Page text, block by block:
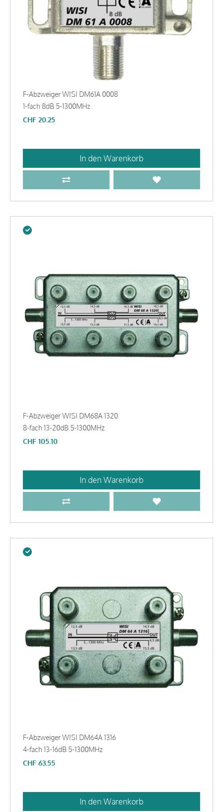
F-Abzweiger WISI DM61A 0008
1-fach 8dB 5-1300MHz
CHF 20.25
In den Warenkorb
F-Abzweiger WISI DM68A 1320
8-fach 13-20dB 5-1300MHz
CHF 105.10
In den Warenkorb
F-Abzweiger WISI DM64A 1316
4-fach 13-16dB 5-1300MHz
CHF 63.55
In den Warenkorb